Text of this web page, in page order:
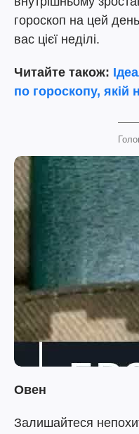
гороскоп на цей
вас цієї неділі.
Читайте також:
по гороскопу, якій
Овен
Залишайтеся